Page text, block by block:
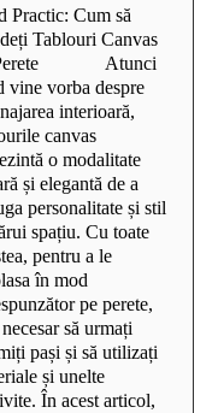
Practic: Cum să
Tablouri Canvas
Perete Atunci
vine vorba despre
interioară,
canvas
o modalitate
și elegantă de a
personalitate și stil
spațiu. Cu toate
pentru a le
în mod
pe perete,
necesar să urmați
pași și să utilizați
și unelte
În acest articol,